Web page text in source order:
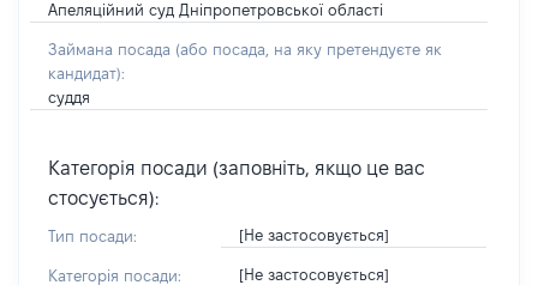
Апеляційний суд Дніпропетровської області
Займана посада (або посада, на яку претендуєте як
кандидат):
суддя
Категорія посади (заповніть, якщо це вас
стосується):
Тип посади: [Не застосовується]
Категорія посади: [Не застосовується]